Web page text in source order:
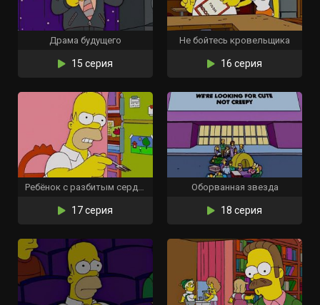
Драма будущего
15 серия
Не бойтесь кровельщика
16 серия
Ребёнок с разбитым сердцем
17 серия
Оборванная звезда
18 серия